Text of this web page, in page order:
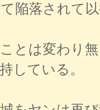
陥落されて
とは変わり
している。